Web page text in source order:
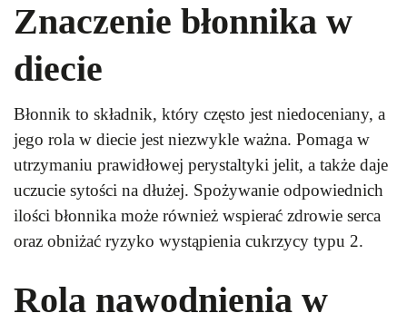
Znaczenie błonnika w
diecie
Błonnik to składnik, który często jest niedoceniany, a
jego rola w diecie jest niezwykle ważna. Pomaga w
utrzymaniu prawidłowej perystaltyki jelit, a także daje
uczucie sytości na dłużej. Spożywanie odpowiednich
ilości błonnika może również wspierać zdrowie serca
oraz obniżać ryzyko wystąpienia cukrzycy typu 2.
Rola nawodnienia w